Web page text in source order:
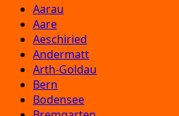
Aarau
Aare
Aeschiried
Andermatt
Arth-Goldau
Bern
Bodensee